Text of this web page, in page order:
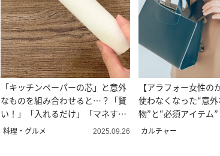
「キッチンペーパーの芯」と意外
なものを組み合わせると…？「賢
い！」「入れるだけ」「マネす
る」
料理・グルメ 2025.09.26
【アラフォー女性の
使わなくなった“意外
物”と“必須アイテム”
カルチャー